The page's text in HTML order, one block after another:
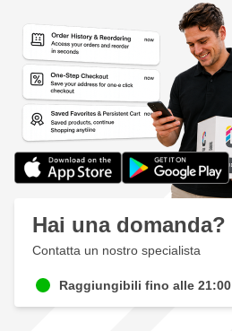
Hai una domanda?
Contatta un nostro specialista
Raggiungibili fino alle 21:00